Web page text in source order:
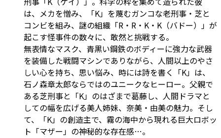
は、メカを憎み、「K」を蔑むガンコな老刑事・芝と
コンビを組み、謎の組織「R・R・K・K（バドー）」が
起こす怪事件の数々に、敢然と挑戦する。
無表情なマスク、青黒い鋼鉄のボディーに強力な武器
を装備した戦闘マシンでありながら、人間以上のやさ
しい心を持ち、思い悩み、時には詩を書く「K」は、
石ノ森章太郎ならではのユニークなヒーロー。父親で
ある芝刑事と「K」のはざまで葛藤し、人間ドラマと
しての幅を広げる美人姉妹、奈美・由美の魅力。そし
て、「K」の創造主で、霧の海中から現れる巨大ロボッ
ト「マザー」の神秘的な存在感…。